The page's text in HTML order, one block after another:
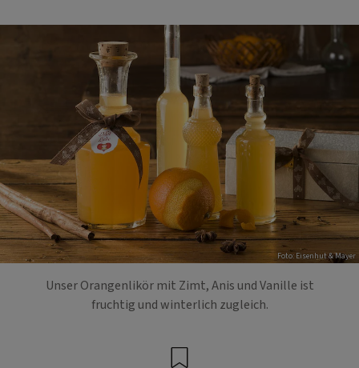
Foto: Eisenhut & Mayer
Unser Orangenlikör mit Zimt, Anis und Vanille ist
fruchtig und winterlich zugleich.